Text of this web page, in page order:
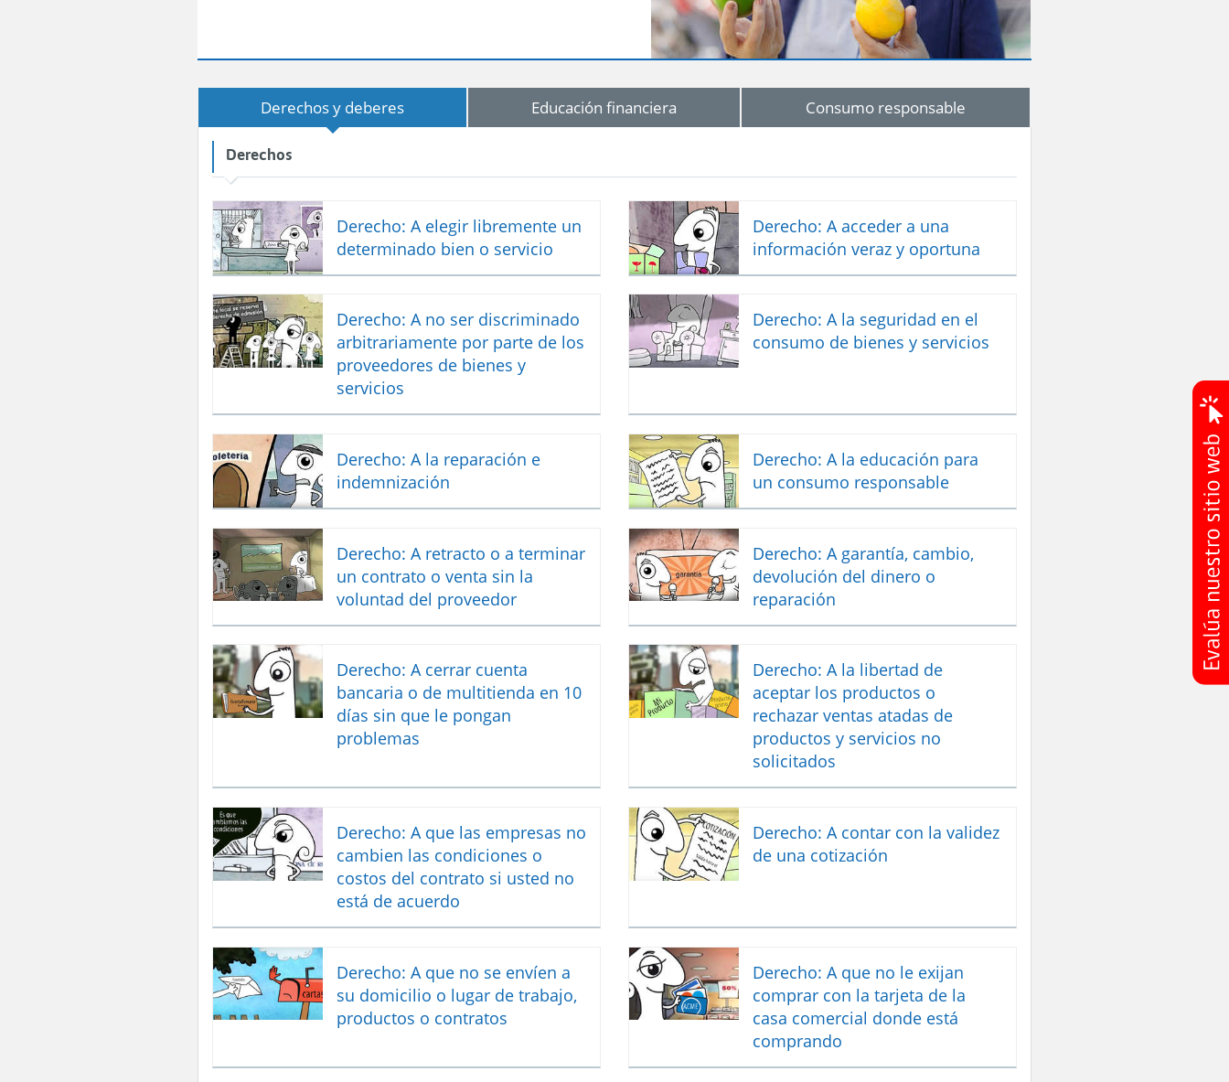
Derechos y deberes Educación financiera Consumo responsable
Derechos
Derecho: A elegir libremente un
determinado bien o servicio
Derecho: A acceder a una
información veraz y oportuna
Derecho: A no ser discriminado
arbitrariamente por parte de los
proveedores de bienes y
servicios
Derecho: A la seguridad en el
consumo de bienes y servicios
Derecho: A la reparación e
indemnización
Derecho: A la educación para
un consumo responsable
Derecho: A retracto o a terminar
un contrato o venta sin la
voluntad del proveedor
Derecho: A garantía, cambio,
devolución del dinero o
reparación
Derecho: A cerrar cuenta
bancaria o de multitienda en 10
días sin que le pongan
problemas
Derecho: A la libertad de
aceptar los productos o
rechazar ventas atadas de
productos y servicios no
solicitados
Derecho: A que las empresas no
cambien las condiciones o
costos del contrato si usted no
está de acuerdo
Derecho: A contar con la validez
de una cotización
Derecho: A que no se envíen a
su domicilio o lugar de trabajo,
productos o contratos
Derecho: A que no le exijan
comprar con la tarjeta de la
casa comercial donde está
comprando